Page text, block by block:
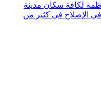
لكافة سكان مدينة
الإصلاح في كثير من